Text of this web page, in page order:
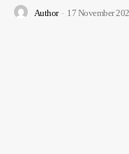
Author - 17 November